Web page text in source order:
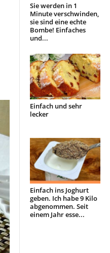
Sie werden in 1
Minute verschwinden,
sie sind eine echte
Bombe! Einfaches
und...
Einfach und sehr
lecker
Einfach ins Joghurt
geben. Ich habe 9 Kilo
abgenommen. Seit
einem Jahr esse...